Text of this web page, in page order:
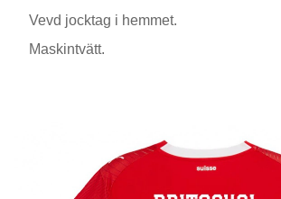
Vevd jocktag i hemmet.
Maskintvätt.